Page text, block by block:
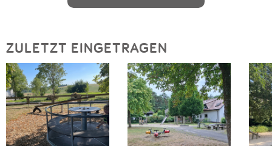
ZULETZT EINGETRAGEN